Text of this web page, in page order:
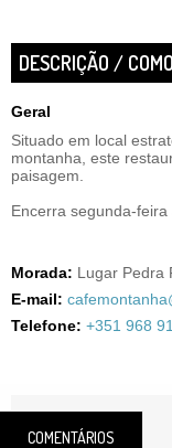
DESCRIÇÃO /
Geral
Situado em local
montanha, este
paisagem.
Encerra segunda-feira
Morada: Lugar Pedra
E-mail:
Telefone: +351 968
COMENTÁRIOS